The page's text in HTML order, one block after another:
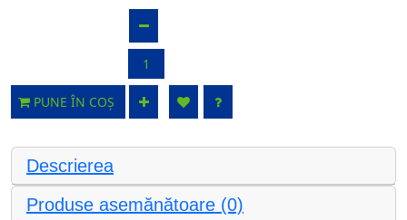
PUNE ÎN COȘ
Descrierea
Produse asemănătoare (0)